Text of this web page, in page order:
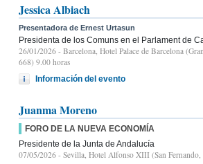
Jessica Albiach
Presentadora de Ernest Urtasun
Presidenta de los Comuns en el Parlament de
26/01/2026 - Barcelona, Hotel Palace de Barcelona
668) 9.00 horas
Información del evento
Juanma Moreno
FORO DE LA NUEVA ECONOMÍA
Presidente de la Junta de Andalucía
07/05/2026 - Sevilla, Hotel Alfonso XIII (San Fernando,